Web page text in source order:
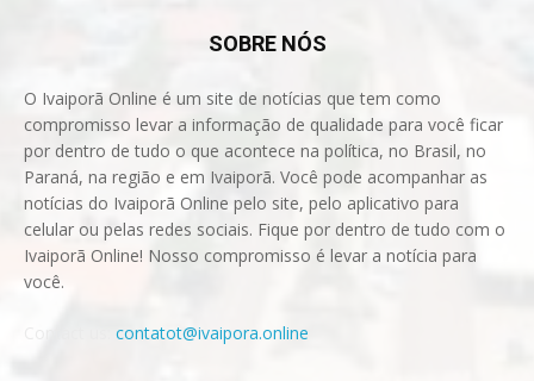
SOBRE NÓS
O Ivaiporã Online é um site de notícias que tem como
compromisso levar a informação de qualidade para você ficar
por dentro de tudo o que acontece na política, no Brasil, no
Paraná, na região e em Ivaiporã. Você pode acompanhar as
notícias do Ivaiporã Online pelo site, pelo aplicativo para
celular ou pelas redes sociais. Fique por dentro de tudo com o
Ivaiporã Online! Nosso compromisso é levar a notícia para
você.
contatot@ivaipora.online